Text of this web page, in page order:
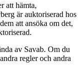
att hämta,
är auktoriserad hos
att ansöka om det,
av Savab. Om du
regler och andra